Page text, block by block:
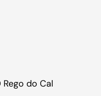
do Cal